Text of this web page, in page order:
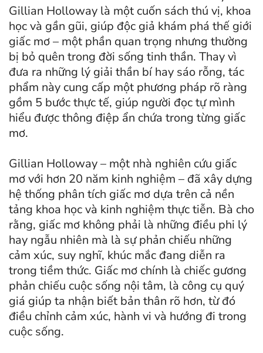
Gillian Holloway là một cuốn sách thú vị, khoa
học và gần gũi, giúp độc giả khám phá thế giới
giấc mơ – một phần quan trọng nhưng thường
bị bỏ quên trong đời sống tinh thần. Thay vì
đưa ra những lý giải thần bí hay sáo rỗng, tác
phẩm này cung cấp một phương pháp rõ ràng
gồm 5 bước thực tế, giúp người đọc tự mình
hiểu được thông điệp ẩn chứa trong từng giấc
mơ.
Gillian Holloway – một nhà nghiên cứu giấc
mơ với hơn 20 năm kinh nghiệm – đã xây dựng
hệ thống phân tích giấc mơ dựa trên cả nền
tảng khoa học và kinh nghiệm thực tiễn. Bà cho
rằng, giấc mơ không phải là những điều phi lý
hay ngẫu nhiên mà là sự phản chiếu những
cảm xúc, suy nghĩ, khúc mắc đang diễn ra
trong tiềm thức. Giấc mơ chính là chiếc gương
phản chiếu cuộc sống nội tâm, là công cụ quý
giá giúp ta nhận biết bản thân rõ hơn, từ đó
điều chỉnh cảm xúc, hành vi và hướng đi trong
cuộc sống.